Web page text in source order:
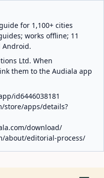
for 1,100+ cities
works offline; 11
Android.
Ltd. When
them to the Audiala app
id6446038181
store/apps/details?
download/
about/editorial-process/